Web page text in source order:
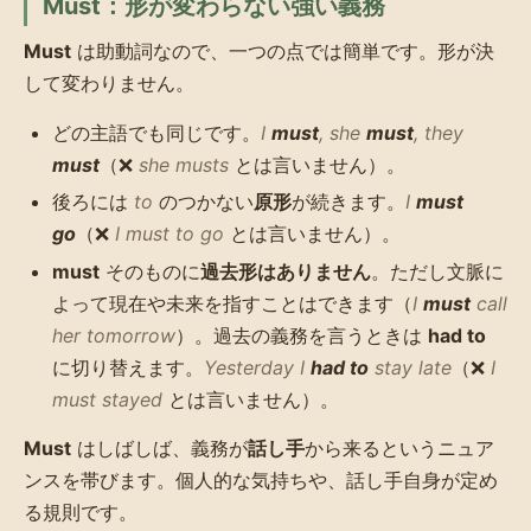
Must：形が変わらない強い義務
Must は助動詞なので、一つの点では簡単です。形が決
して変わりません。
どの主語でも同じです。 I must, she must, they
must（❌ she musts とは言いません）。
後ろには to のつかない原形が続きます。 I must
go （❌ I must to go とは言いません）。
must そのものに過去形はありません。ただし文脈に
よって現在や未来を指すことはできます（I mustcall
her tomorrow）。過去の義務を言うときは had to
に切り替えます。 Yesterday I had to stay late （❌ I
must stayed とは言いません）。
Must はしばしば、義務が話し手から来るというニュア
ンスを帯びます。個人的な気持ちや、話し手自身が定め
る規則です。